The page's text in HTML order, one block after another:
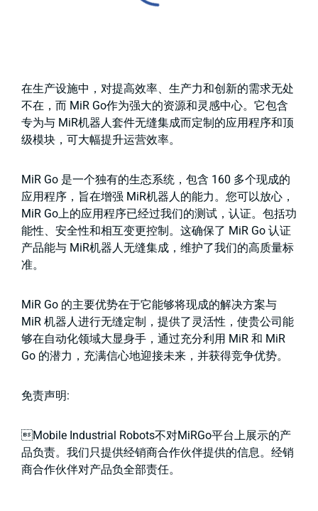
在生产设施中，对提高效率、生产力和创新的需求无处
不在，而 MiR Go作为强大的资源和灵感中心。它包含
专为与 MiR机器人套件无缝集成而定制的应用程序和顶
级模块，可大幅提升运营效率。
MiR Go 是一个独有的生态系统，包含 160 多个现成的
应用程序，旨在增强 MiR机器人的能力。您可以放心，
MiR Go上的应用程序已经过我们的测试，认证。包括功
能性、安全性和相互变更控制。这确保了 MiR Go 认证
产品能与 MiR机器人无缝集成，维护了我们的高质量标
准。
MiR Go 的主要优势在于它能够将现成的解决方案与
MiR 机器人进行无缝定制，提供了灵活性，使贵公司能
够在自动化领域大显身手，通过充分利用 MiR 和 MiR
Go 的潜力，充满信心地迎接未来，并获得竞争优势。
免责声明:
Mobile Industrial Robots不对MiRGo平台上展示的产
品负责。我们只提供经销商合作伙伴提供的信息。经销
商合作伙伴对产品负全部责任。